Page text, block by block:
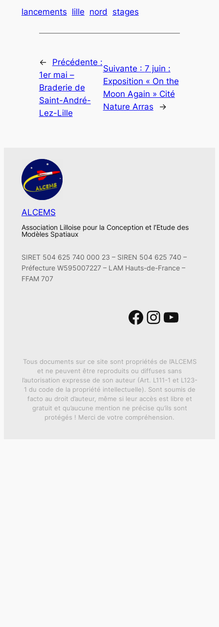
lancements lille nord stages
←
Précédente :
1er mai –
Braderie de
Saint-André-
Lez-Lille
Suivante : 7 juin :
Exposition « On the
Moon Again » Cité
Nature Arras
→
ALCEMS
Association Lilloise pour la Conception et l’Etude des
Modèles Spatiaux
SIRET 504 625 740 000 23 – SIREN 504 625 740 –
Préfecture W595007227 – LAM Hauts-de-France –
FFAM 707
Facebook InstagramYouTube
Tous documents sur ce site sont propriétés de l’ALCEMS
et ne peuvent être reproduits ou diffuses sans
l’autorisation expresse de son auteur (Art. L111-1 et L123-
1 du code de la propriété intellectuelle). Sont soumis de
facto au droit d’auteur, même si leur accès est libre et
gratuit et qu’aucune mention ne précise qu’ils sont
protégés ! Merci de votre compréhension.